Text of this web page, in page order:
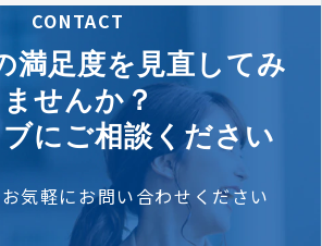
CONTACT
満足度を見直してみ
ませんか？
にご相談ください
気軽にお問い合わせください